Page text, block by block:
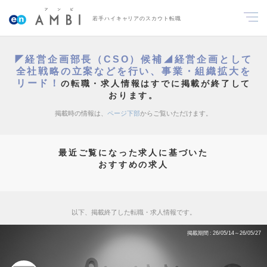
若手ハイキャリアのスカウト転職
◤経営企画部長（CSO）候補◢経営企画として
全社戦略の立案などを行い、事業・組織拡大を
リード！ の転職・求人情報はすでに掲載が終了して
おります。
掲載時の情報は、 ページ下部からご覧いただけます。
最近ご覧になった求人に基づいた
おすすめの求人
以下、掲載終了した転職・求人情報です。
掲載期間 26/05/14～26/05/27